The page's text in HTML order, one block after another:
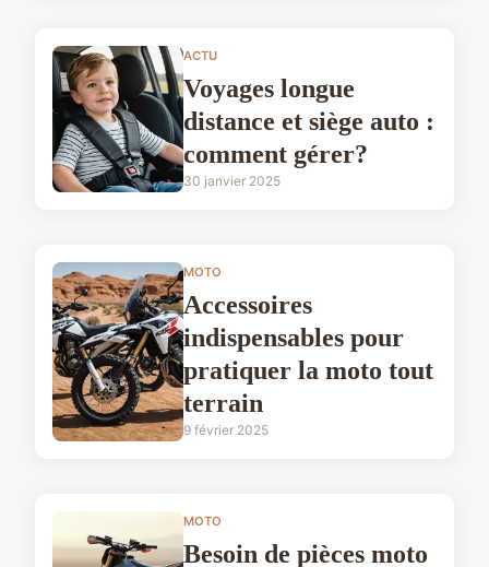
ACTU
Voyages longue
distance et siège auto :
comment gérer?
30 janvier 2025
MOTO
Accessoires
indispensables pour
pratiquer la moto tout
terrain
9 février 2025
MOTO
Besoin de pièces moto